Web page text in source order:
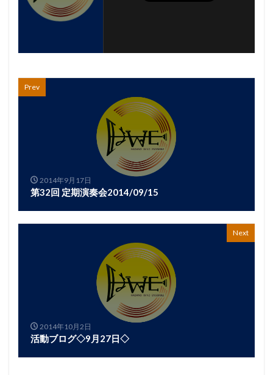
Prev
2014年9月17日
第32回 定期演奏会2014/09/15
Next
2014年10月2日
活動ブログ◇9月27日◇